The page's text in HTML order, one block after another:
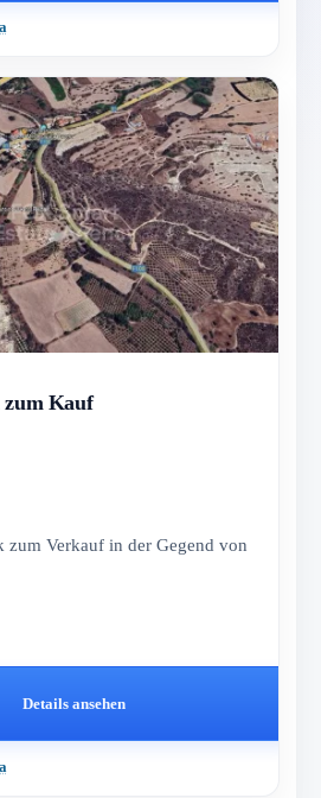
zum Kauf
zum Verkauf in der Gegend von
Details ansehen